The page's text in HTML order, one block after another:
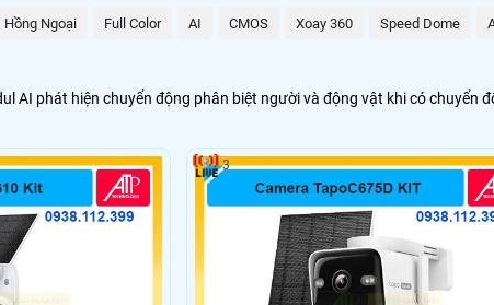
Hồng Ngoại Full Color AI CMOS Xoay 360 Speed Dome
AI phát hiện chuyển động phân biệt người và động vật khi có chuyển
3